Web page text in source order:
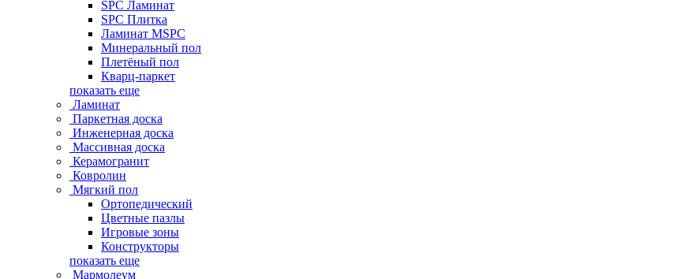
SPC Ламинат
SPC Плитка
Ламинат MSPC
Минеральный пол
Плетёный пол
Кварц-паркет
показать еще
Ламинат
Паркетная доска
Инженерная доска
Массивная доска
Керамогранит
Ковролин
Мягкий пол
Ортопедический
Цветные пазлы
Игровые зоны
Конструкторы
показать еще
Мармолеум